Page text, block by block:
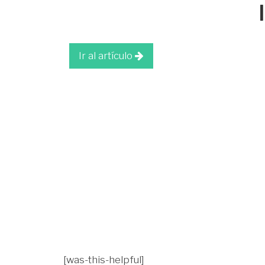
Ir al artículo
[was-this-helpful]